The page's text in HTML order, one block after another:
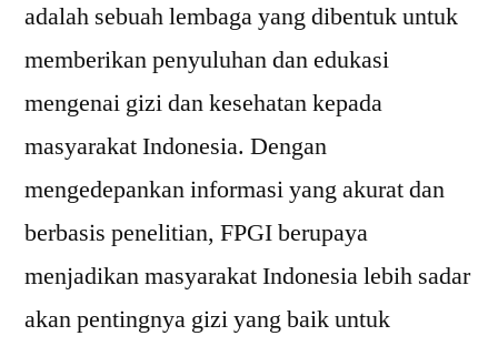
adalah sebuah lembaga yang dibentuk untuk
memberikan penyuluhan dan edukasi
mengenai gizi dan kesehatan kepada
masyarakat Indonesia. Dengan
mengedepankan informasi yang akurat dan
berbasis penelitian, FPGI berupaya
menjadikan masyarakat Indonesia lebih sadar
akan pentingnya gizi yang baik untuk